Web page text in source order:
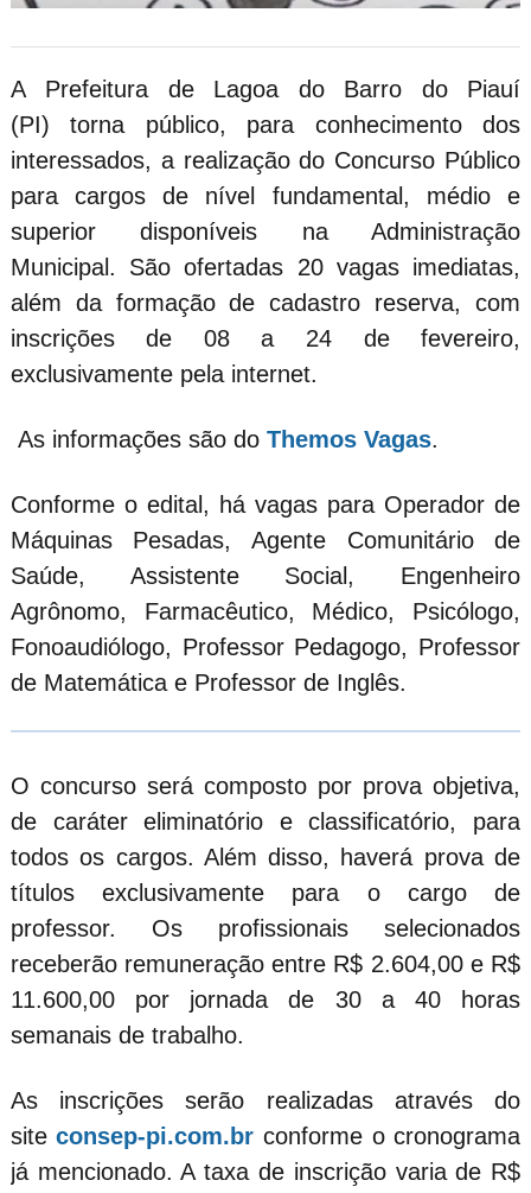
A Prefeitura de Lagoa do Barro do Piauí
(PI) torna público, para conhecimento dos
interessados, a realização do Concurso Público
para cargos de nível fundamental, médio e
superior disponíveis na Administração
Municipal. São ofertadas 20 vagas imediatas,
além da formação de cadastro reserva, com
inscrições de 08 a 24 de fevereiro,
exclusivamente pela internet.
As informações são do Themos Vagas.
Conforme o edital, há vagas para Operador de
Máquinas Pesadas, Agente Comunitário de
Saúde, Assistente Social, Engenheiro
Agrônomo, Farmacêutico, Médico, Psicólogo,
Fonoaudiólogo, Professor Pedagogo, Professor
de Matemática e Professor de Inglês.
O concurso será composto por prova objetiva,
de caráter eliminatório e classificatório, para
todos os cargos. Além disso, haverá prova de
títulos exclusivamente para o cargo de
professor. Os profissionais selecionados
receberão remuneração entre R$ 2.604,00 e R$
11.600,00 por jornada de 30 a 40 horas
semanais de trabalho.
As inscrições serão realizadas através do
siteconsep-pi.com.br conforme o cronograma
já mencionado. A taxa de inscrição varia de R$